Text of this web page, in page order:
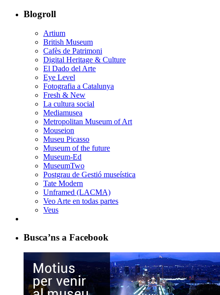
Blogroll
Artium
British Museum
Cafès de Patrimoni
Digital Heritage & Culture
El Dado del Arte
Eye Level
Fotografia a Catalunya
Fresh & New
La cultura social
Mediamusea
Metropolitan Museum of Art
Mouseion
Museu Picasso
Museum of the future
Museum-Ed
MuseumTwo
Postgrau de Gestió museística
Tate Modern
Unframed (LACMA)
Veo Arte en todas partes
Veus
Busca’ns a Facebook